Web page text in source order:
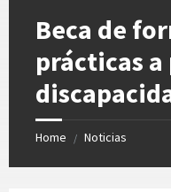
Beca de
prácticas a
Home / Noticias